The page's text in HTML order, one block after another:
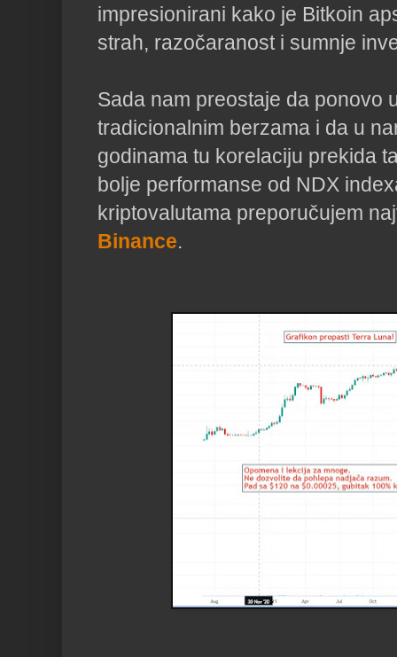
impresionirani kako je Bitkoin
strah, razočaranost i sumnje
Sada nam preostaje da ponovo
tradicionalnim berzama i da u
godinama tu korelaciju prekida
bolje performanse od NDX
kriptovalutama preporučujem
Binance.